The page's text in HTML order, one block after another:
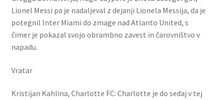
Lionel Messi pa je nadaljeval z dejanji Lionela Messija, da je
potegnil Inter Miami do zmage nad Atlanto United, s
čimer je pokazal svojo obrambno zavest in čarovništvo v
napadu.
Vratar
Kristijan Kahlina, Charlotte FC: Charlotte je do sedaj v tej